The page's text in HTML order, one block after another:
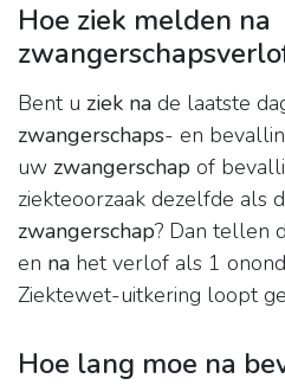
Hoe ziek melden na
Bent u ziek na de laatste
zwangerschaps- en
uw zwangerschap of
ziekteoorzaak dezelfde als
zwangerschap? Dan tellen
en na het verlof als 1
Ziektewet-uitkering loopt
Hoe lang moe na